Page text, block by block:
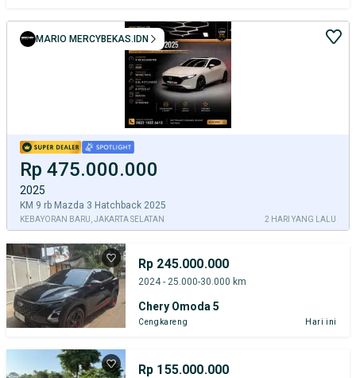
Rp 475.000.000
2025
KM 9 rb Mazda 3 Hatchback 2025
KEBAYORAN BARU, JAKARTA SELATAN 2 HARI YANG LALU
MARIO MERCYBEKAS.IDN
Rp 245.000.000
2024 - 25.000-30.000 km
Chery Omoda 5
Cengkareng Hari ini
Rp 155.000.000